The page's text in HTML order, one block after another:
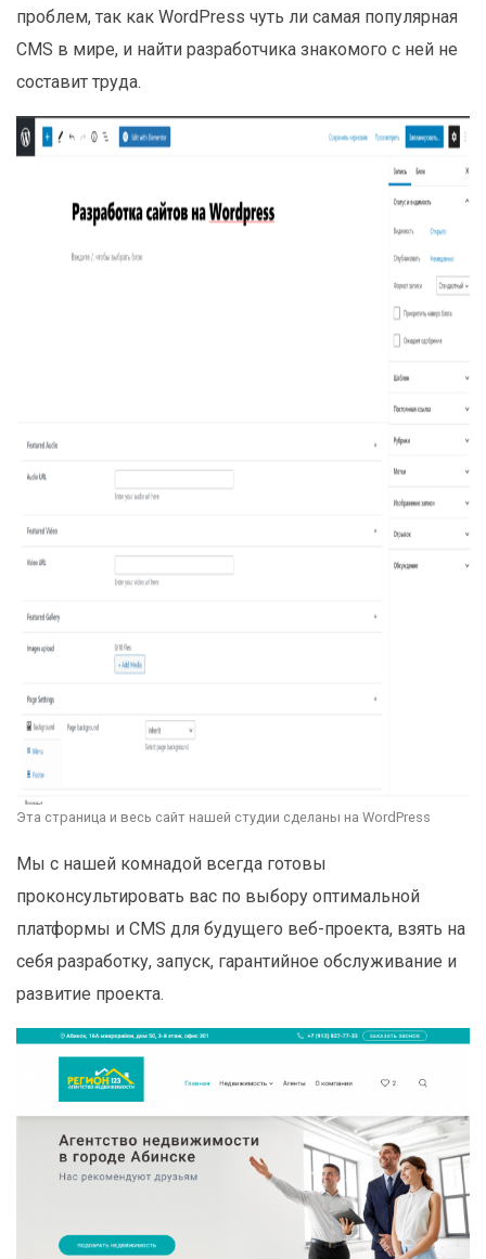
проблем, так как WordPress чуть ли самая популярная
CMS в мире, и найти разработчика знакомого с ней не
составит труда.
Эта страница и весь сайт нашей студии сделаны на WordPress
Мы с нашей комнадой всегда готовы
проконсультировать вас по выбору оптимальной
платформы и CMS для будущего веб-проекта, взять на
себя разработку, запуск, гарантийное обслуживание и
развитие проекта.